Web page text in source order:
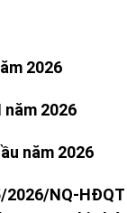
2026
2026
năm 2026
NQ-